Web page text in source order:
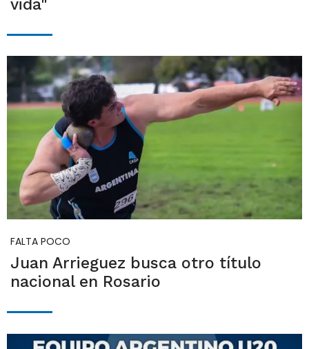
vida"
FALTA POCO
Juan Arrieguez busca otro título
nacional en Rosario